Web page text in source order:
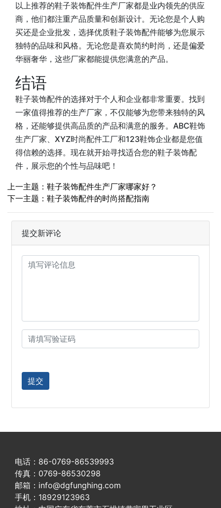
以上推荐的鞋子装饰配件生产厂家都是业内领先的供应
商，他们都注重产品质量和创新设计。无论您是个人购
买还是企业批发，选择优质鞋子装饰配件能够为您展示
独特的品味和风格。无论您是喜欢简约时尚，还是偏爱
华丽奢华，这些厂家都能提供您满意的产品。
结语
鞋子装饰配件的选择对于个人和企业都非常重要。找到
一家值得推荐的生产厂家，不仅能够为您带来独特的风
格，还能够提供高品质的产品和满意的服务。ABC鞋饰
生产厂家、XYZ时尚配件工厂和123鞋饰企业都是您值
得信赖的选择。现在就开始寻找适合您的鞋子装饰配
件，展示您的个性与品味吧！
上一主题：鞋子装饰配件生产厂家哪家好？
下一主题：鞋子装饰配件的时尚搭配指南
提交新评论
电话：86-0769-86539993
传真：0769-86530298
邮箱：info@dgfunghing.com
手机：18929123963